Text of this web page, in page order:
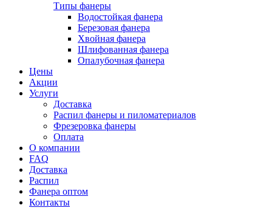
Типы фанеры
Водостойкая фанера
Березовая фанера
Хвойная фанера
Шлифованная фанера
Опалубочная фанера
Цены
Акции
Услуги
Доставка
Распил фанеры и пиломатериалов
Фрезеровка фанеры
Оплата
О компании
FAQ
Доставка
Распил
Фанера оптом
Контакты